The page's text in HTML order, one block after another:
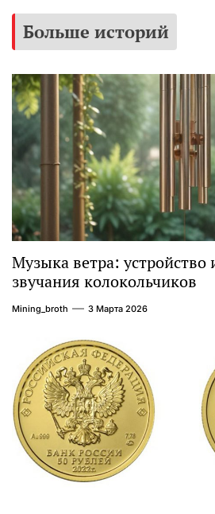
Больше историй
Музыка ветра:
звучания колокольчиков
Mining_broth 3 Марта 2026